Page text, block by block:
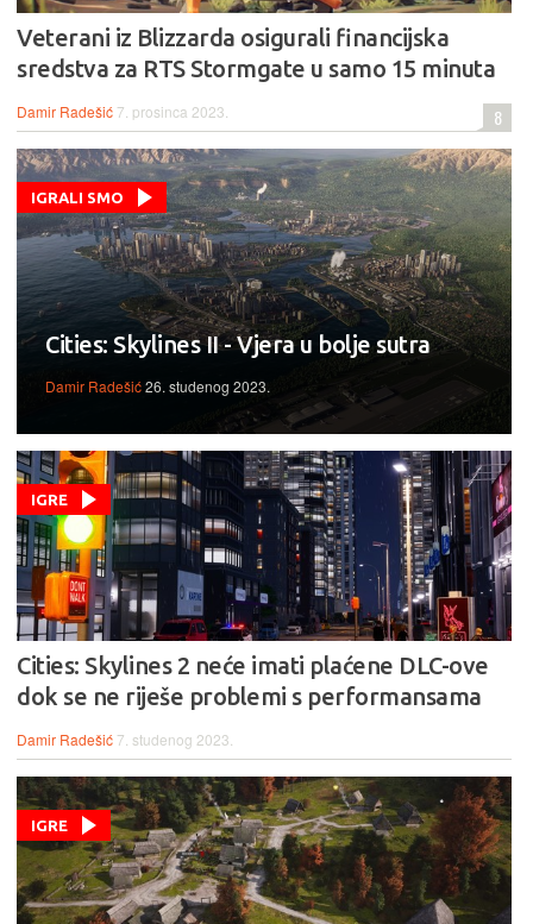
Veterani iz Blizzarda osigurali financijska
sredstva za RTS Stormgate u samo 15 minuta
Damir Radešić 7. prosinca 2023. 8
IGRALI SMO
Cities: Skylines II - Vjera u bolje sutra
Damir Radešić26. studenog 2023.
IGRE
Cities: Skylines 2 neće imati plaćene DLC-ove
dok se ne riješe problemi s performansama
Damir Radešić 7. studenog 2023.
IGRE